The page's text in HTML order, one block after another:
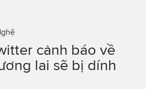
cảnh báo về
lai sẽ bị dính